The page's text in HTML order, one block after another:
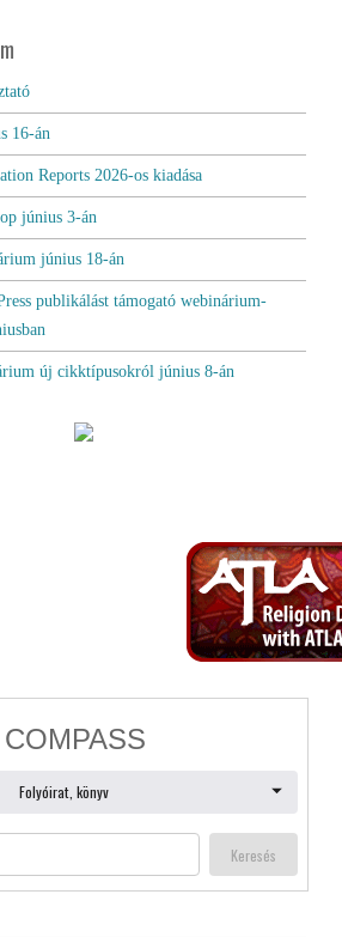
16-án
Reports 2026-os kiadása
június 3-án
június 18-án
publikálást támogató webinárium-
új cikktípusokról június 8-án